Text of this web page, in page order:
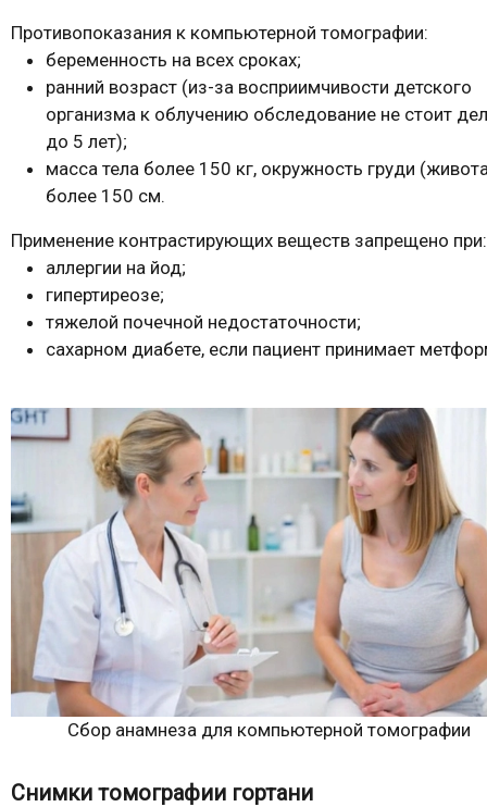
Противопоказания к компьютерной томографии:
беременность на всех сроках;
ранний возраст (из-за восприимчивости детского
организма к облучению обследование не стоит
до 5 лет);
масса тела более 150 кг, окружность груди
более 150 см.
Применение контрастирующих веществ запрещено при:
аллергии на йод;
гипертиреозе;
тяжелой почечной недостаточности;
сахарном диабете, если пациент принимает
Сбор анамнеза для компьютерной томографии
Снимки томографии гортани